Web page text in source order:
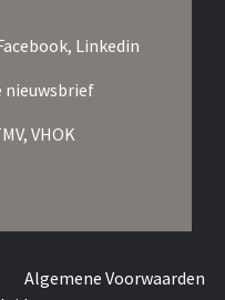
Linkedin
nieuwsbrief
VHOK
Algemene Voorwaarden